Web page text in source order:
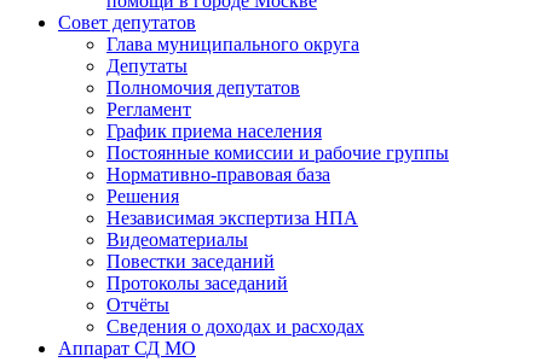
Совет депутатов
Глава муниципального округа
Депутаты
Полномочия депутатов
Регламент
График приема населения
Постоянные комиссии и рабочие группы
Нормативно-правовая база
Решения
Независимая экспертиза НПА
Видеоматериалы
Повестки заседаний
Протоколы заседаний
Отчёты
Сведения о доходах и расходах
Аппарат СД МО